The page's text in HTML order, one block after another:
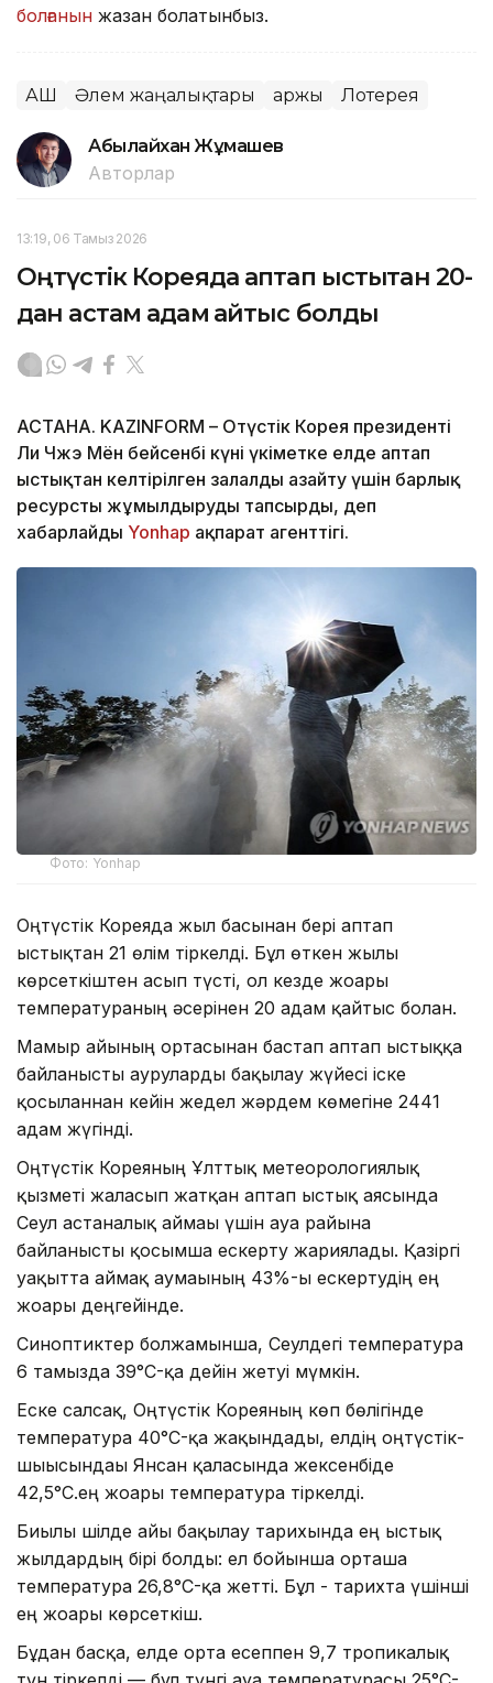
болғанын жазған болатынбыз.
АҚШ Әлем жаңалықтары Қаржы Лотерея
Абылайхан Жұмашев
Авторлар
13:19, 06 Тамыз 2026
Оңтүстік Кореяда аптап ыстықтан 20-
дан астам адам қайтыс болды
АСТАНА. KAZINFORM – Оңтүстік Корея президенті
Ли Чжэ Мён бейсенбі күні үкіметке елде аптап
ыстықтан келтірілген залалды азайту үшін барлық
ресурсты жұмылдыруды тапсырды, деп
хабарлайды Yonhap ақпарат агенттігі.
Фото: Yonhap
Оңтүстік Кореяда жыл басынан бері аптап
ыстықтан 21 өлім тіркелді. Бұл өткен жылғы
көрсеткіштен асып түсті, ол кезде жоғары
температураның әсерінен 20 адам қайтыс болған.
Мамыр айының ортасынан бастап аптап ыстыққа
байланысты ауруларды бақылау жүйесі іске
қосылғаннан кейін жедел жәрдем көмегіне 2441
адам жүгінді.
Оңтүстік Кореяның Ұлттық метеорологиялық
қызметі жалғасып жатқан аптап ыстық аясында
Сеул астаналық аймағы үшін ауа райына
байланысты қосымша ескерту жариялады. Қазіргі
уақытта аймақ аумағының 43%-ы ескертудің ең
жоғары деңгейінде.
Синоптиктер болжамынша, Сеулдегі температура
6 тамызда 39°C-қа дейін жетуі мүмкін.
Еске салсақ, Оңтүстік Кореяның көп бөлігінде
температура 40°C-қа жақындады, елдің оңтүстік-
шығысындағы Янсан қаласында жексенбіде
42,5°C.ең жоғары температура тіркелді.
Биылғы шілде айы бақылау тарихында ең ыстық
жылдардың бірі болды: ел бойынша орташа
температура 26,8°C-қа жетті. Бұл - тарихта үшінші
ең жоғары көрсеткіш.
Бұдан басқа, елде орта есеппен 9,7 тропикалық